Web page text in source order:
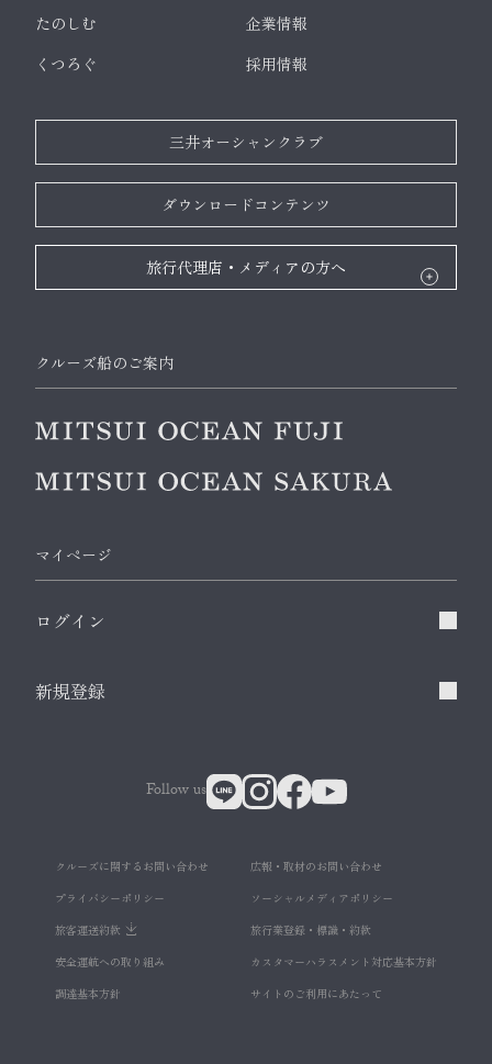
たのしむ
くつろぐ
企業情報
採用情報
三井オーシャンクラブ
ダウンロードコンテンツ
旅行代理店・メディアの方へ
クルーズ船のご案内
マイページ
ログイン
新規登録
クルーズに関するお問い合わせ
広報・取材のお問い合わせ
プライバシーポリシー
ソーシャルメディアポリシー
旅客運送約款
旅行業登録・標識・約款
安全運航への取り組み
カスタマーハラスメント対応基本方針
調達基本方針
サイトのご利用にあたって
Follow us